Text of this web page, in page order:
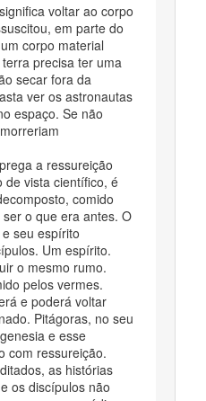
voltar ao corpo
em parte do
corpo material
precisa ter uma
secar fora da
ver os astronautas
espaço. Se não
a ressureição
de vista científico, é
comido
o que era antes. O
seu espírito
Um espírito.
o mesmo rumo.
pelos vermes.
e poderá voltar
Pitágoras, no seu
e esse
com ressureição.
as histórias
os discípulos não